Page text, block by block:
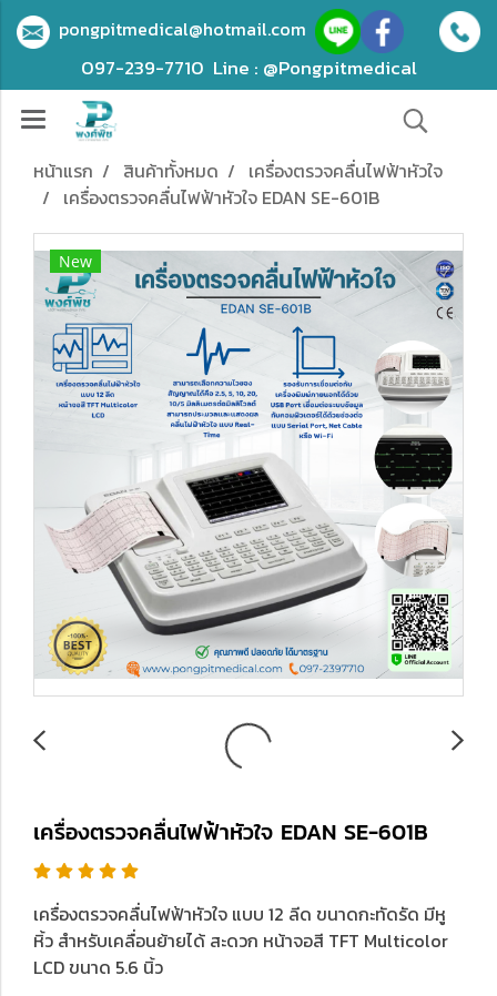
pongpitmedical@hotmail.com
097-239-7710 Line : @Pongpitmedical
หน้าแรก สินค้าทั้งหมด
เครื่องตรวจคลื่นไฟฟ้าหัวใจ
เครื่องตรวจคลื่นไฟฟ้าหัวใจ EDAN SE-601B
New
เครื่องตรวจคลื่นไฟฟ้าหัวใจ EDAN SE-601B
เครื่องตรวจคลื่นไฟฟ้าหัวใจ แบบ 12 ลีด ขนาดกะทัดรัด มีหู
หิ้ว สำหรับเคลื่อนย้ายได้ สะดวก หน้าจอสี TFT Multicolor
LCD ขนาด 5.6 นิ้ว